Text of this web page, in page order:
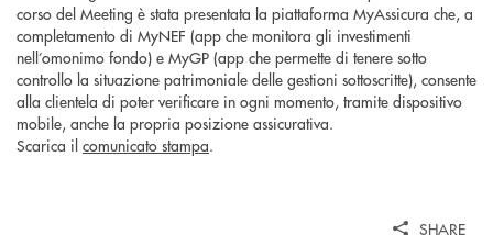
corso del Meeting è stata presentata la piattaforma MyAssicura che, a
completamento di MyNEF (app che monitora gli investimenti
nell’omonimo fondo) e MyGP (app che permette di tenere sotto
controllo la situazione patrimoniale delle gestioni sottoscritte), consente
alla clientela di poter verificare in ogni momento, tramite dispositivo
mobile, anche la propria posizione assicurativa.
Scarica il comunicato stampa.
SHARE